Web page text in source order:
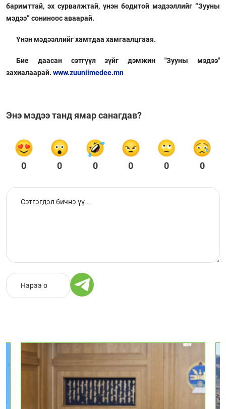
баримттай, эх сурвалжтай, үнэн бодитой мэдээллийг “Зууны
мэдээ” сониноос аваарай.
Үнэн мэдээллийг хамтдаа хамгаалцгаая.
Бие даасан сэтгүүл зүйг дэмжин "Зууны мэдээ"
захиалаарай. www.zuuniimedee.mn
Энэ мэдээ танд ямар санагдав?
0 0 0 0 0 0